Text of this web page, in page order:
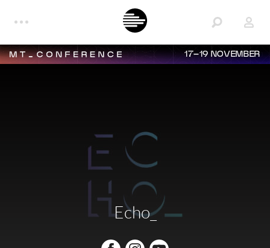
17–19 NOVEMBER
Echo_